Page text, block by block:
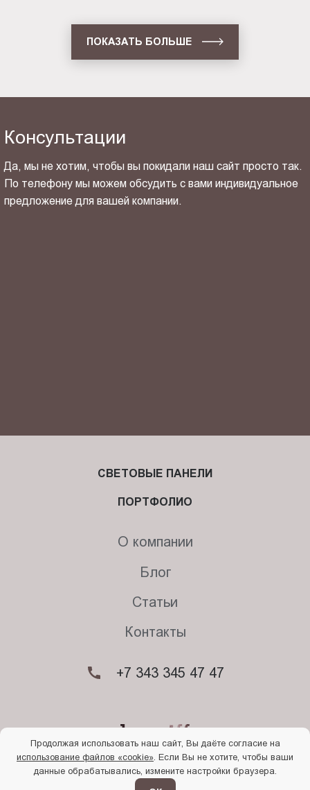
ПОКАЗАТЬ БОЛЬШЕ
Консультации
Да, мы не хотим, чтобы вы покидали наш сайт просто так.
По телефону мы можем обсудить с вами индивидуальное
предложение для вашей компании.
ОТПРАВИТЬ СВОЙ КОНТАКТ
© 2026. Begriff
Политика конфиденциальности
СВЕТОВЫЕ ПАНЕЛИ
ПОРТФОЛИО
О компании
Блог
Статьи
Контакты
+7 343 345 47 47
Продолжая использовать наш сайт, Вы даёте согласие на
использование файлов «cookie» . Если Вы не хотите, чтобы ваши
данные обрабатывались, измените настройки браузера.